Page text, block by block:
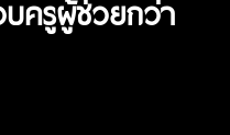
ครูผู้ช่วยกว่า